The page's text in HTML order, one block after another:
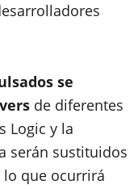
se
de diferentes
Logic y la
serán sustituidos
que ocurrirá